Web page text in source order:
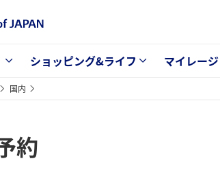
ショッピング&ライフ マイレージ
国内
約